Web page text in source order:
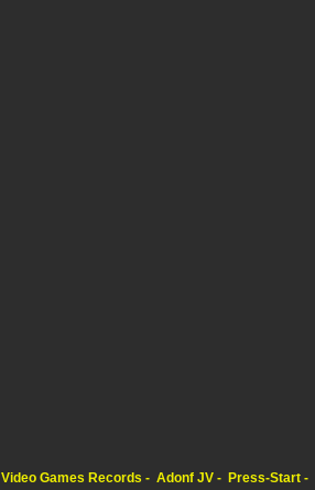
Video Games Records Adonf JV Press-Start